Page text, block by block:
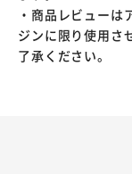
・商品レビューは
ジンに限り使用さ
了承ください。